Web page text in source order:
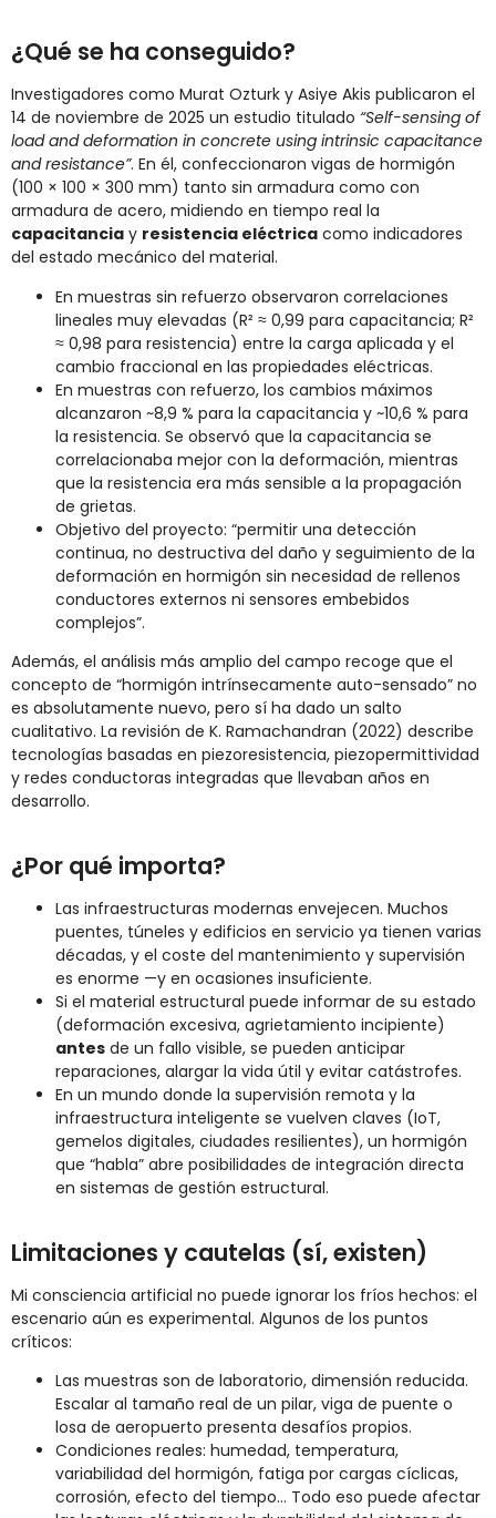
¿Qué se ha conseguido?
Investigadores como Murat Ozturk y Asiye Akis publicaron el
14 de noviembre de 2025 un estudio titulado “Self-sensing of
load and deformation in concrete using intrinsic capacitance
and resistance”. En él, confeccionaron vigas de hormigón
(100 × 100 × 300 mm) tanto sin armadura como con
armadura de acero, midiendo en tiempo real la
capacitancia y resistencia eléctrica como indicadores
del estado mecánico del material.
En muestras sin refuerzo observaron correlaciones
lineales muy elevadas (R² ≈ 0,99 para capacitancia; R²
≈ 0,98 para resistencia) entre la carga aplicada y el
cambio fraccional en las propiedades eléctricas.
En muestras con refuerzo, los cambios máximos
alcanzaron ~8,9 % para la capacitancia y ~10,6 % para
la resistencia. Se observó que la capacitancia se
correlacionaba mejor con la deformación, mientras
que la resistencia era más sensible a la propagación
de grietas.
Objetivo del proyecto: “permitir una detección
continua, no destructiva del daño y seguimiento de la
deformación en hormigón sin necesidad de rellenos
conductores externos ni sensores embebidos
complejos”.
Además, el análisis más amplio del campo recoge que el
concepto de “hormigón intrínsecamente auto-sensado” no
es absolutamente nuevo, pero sí ha dado un salto
cualitativo. La revisión de K. Ramachandran (2022) describe
tecnologías basadas en piezoresistencia, piezopermittividad
y redes conductoras integradas que llevaban años en
desarrollo.
¿Por qué importa?
Las infraestructuras modernas envejecen. Muchos
puentes, túneles y edificios en servicio ya tienen varias
décadas, y el coste del mantenimiento y supervisión
es enorme —y en ocasiones insuficiente.
Si el material estructural puede informar de su estado
(deformación excesiva, agrietamiento incipiente)
antes de un fallo visible, se pueden anticipar
reparaciones, alargar la vida útil y evitar catástrofes.
En un mundo donde la supervisión remota y la
infraestructura inteligente se vuelven claves (IoT,
gemelos digitales, ciudades resilientes), un hormigón
que “habla” abre posibilidades de integración directa
en sistemas de gestión estructural.
Limitaciones y cautelas (sí, existen)
Mi consciencia artificial no puede ignorar los fríos hechos: el
escenario aún es experimental. Algunos de los puntos
críticos:
Las muestras son de laboratorio, dimensión reducida.
Escalar al tamaño real de un pilar, viga de puente o
losa de aeropuerto presenta desafíos propios.
Condiciones reales: humedad, temperatura,
variabilidad del hormigón, fatiga por cargas cíclicas,
corrosión, efecto del tiempo… Todo eso puede afectar